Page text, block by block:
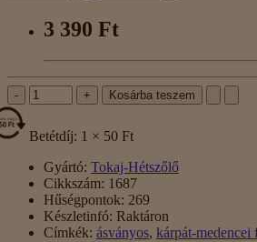
3 390 Ft
- + Kosárba teszem
Betétdíj: 1 × 50 Ft
Gyártó: Tokaj-Hétszőlő
Cikkszám: 1687
Hűségpontok: 269
Készletinfó: Raktáron
Címkék: ásványos, kárpát-medencei